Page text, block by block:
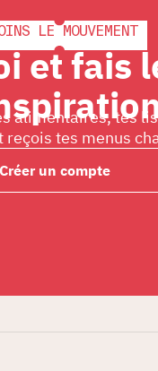
LE MOUVEMENT
et fais
alimentaires, tes
tes menus
Créer un compte